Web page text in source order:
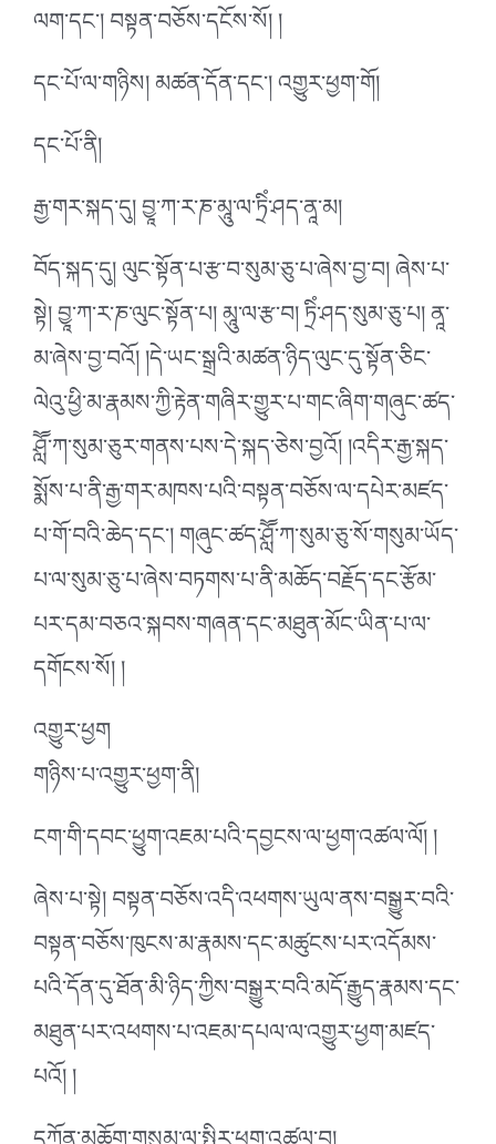
ལག་དང་། བསྟན་བཅོས་དངོས་སོ། །
དང་པོ་ལ་གཉིས། མཚན་དོན་དང་། འགྱུར་ཕྱག་གོ།
དང་པོ་ནི།
རྒྱ་གར་སྐད་དུ། བྱཱ་ཀ་ར་ཎ་མཱུ་ལ་ཏྲིཾ་ཤད་ནཱ་མ།
བོད་སྐད་དུ། ལུང་སྟོན་པ་རྩ་བ་སུམ་ཅུ་པ་ཞེས་བྱ་བ། ཞེས་པ་
སྟེ། བྱཱ་ཀ་ར་ཎ་ལུང་སྟོན་པ། མཱུ་ལ་རྩ་བ། ཏྲིཾ་ཤད་སུམ་ཅུ་པ། ནཱ་
མ་ཞེས་བྱ་བའོ། །དེ་ཡང་སྒྲའི་མཚན་ཉིད་ལུང་དུ་སྟོན་ཅིང་
ལེའུ་ཕྱི་མ་རྣམས་ཀྱི་རྟེན་གཞིར་གྱུར་པ་གང་ཞིག་གཞུང་ཚད་
ཤླཽ་ཀ་སུམ་ཅུར་གནས་པས་དེ་སྐད་ཅེས་བྱའོ། །འདིར་རྒྱ་སྐད་
སྨོས་པ་ནི་རྒྱ་གར་མཁས་པའི་བསྟན་བཅོས་ལ་དཔེར་མཛད་
པ་གོ་བའི་ཆེད་དང་། གཞུང་ཚད་ཤླཽ་ཀ་སུམ་ཅུ་སོ་གསུམ་ཡོད་
པ་ལ་སུམ་ཅུ་པ་ཞེས་བཏགས་པ་ནི་མཆོད་བརྗོད་དང་རྩོམ་
པར་དམ་བཅའ་སྐབས་གཞན་དང་མཐུན་མོང་ཡིན་པ་ལ་
དགོངས་སོ། །
འགྱུར་ཕྱག
གཉིས་པ་འགྱུར་ཕྱག་ནི།
ངག་གི་དབང་ཕྱུག་འཇམ་པའི་དབྱངས་ལ་ཕྱག་འཚལ་ལོ། །
ཞེས་པ་སྟེ། བསྟན་བཅོས་འདི་འཕགས་ཡུལ་ནས་བསྒྱུར་བའི་
བསྟན་བཅོས་ཁུངས་མ་རྣམས་དང་མཚུངས་པར་འདོམས་
པའི་དོན་དུ་ཐོན་མི་ཉིད་ཀྱིས་བསྒྱུར་བའི་མདོ་རྒྱུད་རྣམས་དང་
མཐུན་པར་འཕགས་པ་འཇམ་དཔལ་ལ་འགྱུར་ཕྱག་མཛད་
པའོ། །